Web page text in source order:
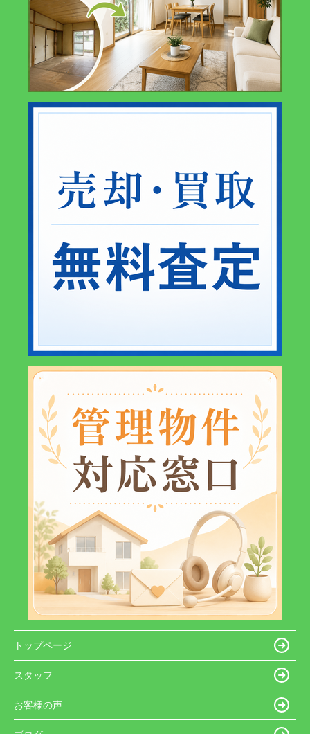
トップページ
スタッフ
お客様の声